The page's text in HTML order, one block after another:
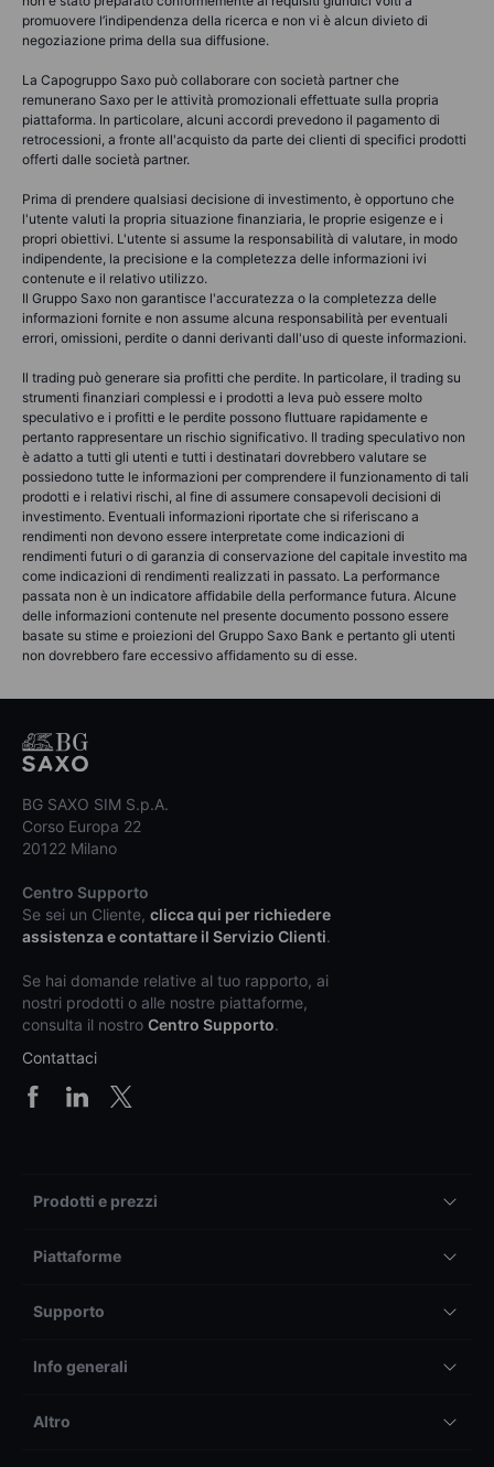
promuovere l’indipendenza della ricerca e non vi è alcun divieto di
negoziazione prima della sua diffusione.
La Capogruppo Saxo può collaborare con società partner che
remunerano Saxo per le attività promozionali effettuate sulla propria
piattaforma. In particolare, alcuni accordi prevedono il pagamento di
retrocessioni, a fronte all'acquisto da parte dei clienti di specifici prodotti
offerti dalle società partner.
Prima di prendere qualsiasi decisione di investimento, è opportuno che
l'utente valuti la propria situazione finanziaria, le proprie esigenze e i
propri obiettivi. L'utente si assume la responsabilità di valutare, in modo
indipendente, la precisione e la completezza delle informazioni ivi
contenute e il relativo utilizzo.
Il Gruppo Saxo non garantisce l'accuratezza o la completezza delle
informazioni fornite e non assume alcuna responsabilità per eventuali
errori, omissioni, perdite o danni derivanti dall'uso di queste informazioni.
Il trading può generare sia profitti che perdite. In particolare, il trading su
strumenti finanziari complessi e i prodotti a leva può essere molto
speculativo e i profitti e le perdite possono fluttuare rapidamente e
pertanto rappresentare un rischio significativo. Il trading speculativo non
è adatto a tutti gli utenti e tutti i destinatari dovrebbero valutare se
possiedono tutte le informazioni per comprendere il funzionamento di tali
prodotti e i relativi rischi, al fine di assumere consapevoli decisioni di
investimento. Eventuali informazioni riportate che si riferiscano a
rendimenti non devono essere interpretate come indicazioni di
rendimenti futuri o di garanzia di conservazione del capitale investito ma
come indicazioni di rendimenti realizzati in passato. La performance
passata non è un indicatore affidabile della performance futura. Alcune
delle informazioni contenute nel presente documento possono essere
basate su stime e proiezioni del Gruppo Saxo Bank e pertanto gli utenti
non dovrebbero fare eccessivo affidamento su di esse.
BG SAXO SIM S.p.A.
Corso Europa 22
20122 Milano
Centro Supporto
Se sei un Cliente, clicca qui per richiedere
assistenza e contattare il Servizio Clienti.
Se hai domande relative al tuo rapporto, ai
nostri prodotti o alle nostre piattaforme,
consulta il nostro Centro Supporto.
Contattaci
Prodotti e prezzi
Piattaforme
Supporto
Info generali
Altro